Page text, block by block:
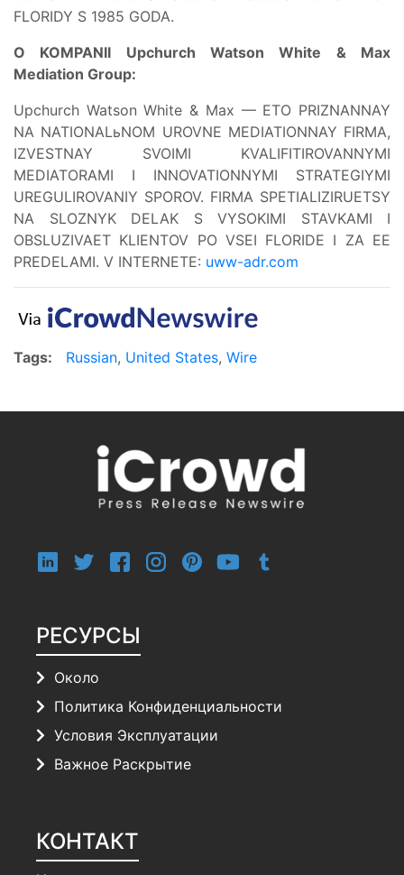
FLORIDY S 1985 GODA.
O KOMPANII Upchurch Watson White & Max
Mediation Group:
Upchurch Watson White & Max — ETO PRIZNANNAY
NA NATIONALьNOM UROVNE MEDIATIONNAY FIRMA,
IZVESTNAY SVOIMI KVALIFITIROVANNYMI
MEDIATORAMI I INNOVATIONNYMI STRATEGIYMI
UREGULIROVANIY SPOROV. FIRMA SPETIALIZIRUETSY
NA SLOZNYK DELAK S VYSOKIMI STAVKAMI I
OBSLUZIVAET KLIENTOV PO VSEI FLORIDE I ZA EE
PREDELAMI. V INTERNETE: uww-adr.com
Tags: Russian, United States, Wire
РЕСУРСЫ
Около
Политика Конфиденциальности
Условия Эксплуатации
Важное Раскрытие
КОНТАКТ